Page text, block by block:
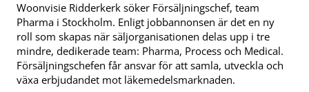
Woonvisie Ridderkerk söker Försäljningschef, team
Pharma i Stockholm. Enligt jobbannonsen är det en ny
roll som skapas när säljorganisationen delas upp i tre
mindre, dedikerade team: Pharma, Process och Medical.
Försäljningschefen får ansvar för att samla, utveckla och
växa erbjudandet mot läkemedelsmarknaden.